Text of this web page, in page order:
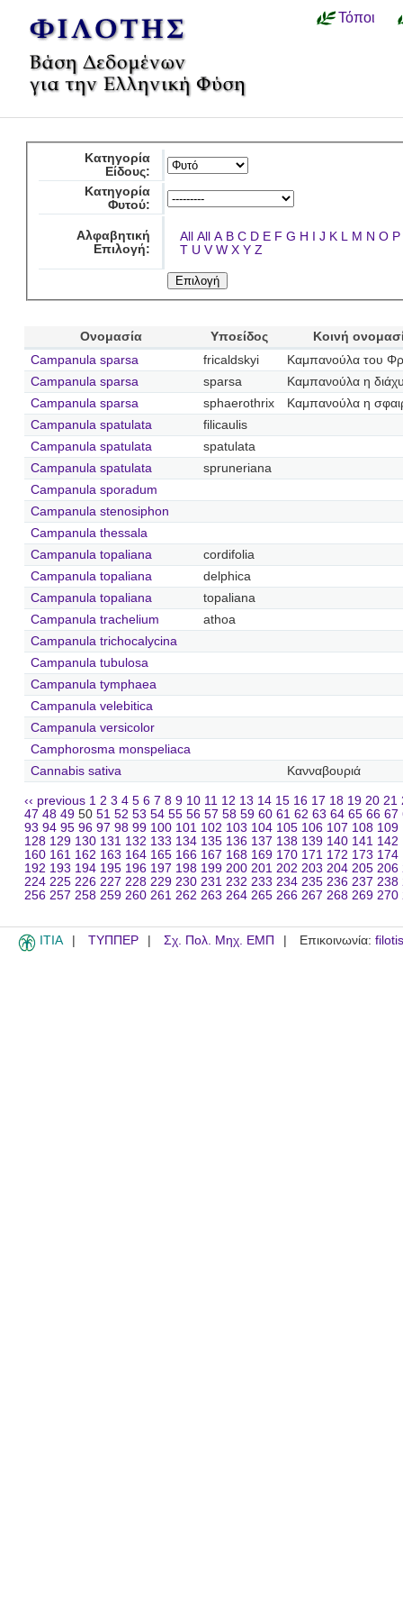
Τόποι
Κατηγορία
Είδους:
Κατηγορία
Φυτού:
Αλφαβητική
Επιλογή:
All All A B C D E F G H I J K L M N O P
T U V W X Y Z
Ονομασία Υποείδος
Κοινή
Campanula sparsa
fricaldskyi
Καμπανούλα του
Campanula sparsa
sparsa
Καμπανούλα η
Campanula sparsa
sphaerothrix
Καμπανούλα η
Campanula spatulata
filicaulis
Campanula spatulata
spatulata
Campanula spatulata
spruneriana
Campanula sporadum
Campanula stenosiphon
Campanula thessala
Campanula topaliana
cordifolia
Campanula topaliana
delphica
Campanula topaliana
topaliana
Campanula trachelium
athoa
Campanula trichocalycina
Campanula tubulosa
Campanula tymphaea
Campanula velebitica
Campanula versicolor
Camphorosma monspeliaca
Cannabis sativa
Κανναβουριά
‹‹ previous 1 2 3 4 5 6 7 8 9 10 11 12 13 14 15 16 17 18 19 20 21
47 48 49 50 51 52 53 54 55 56 57 58 59 60 61 62 63 64 65 66 67
93 94 95 96 97 98 99 100 101 102 103 104 105 106 107 108 109
128 129 130 131 132 133 134 135 136 137 138 139 140 141 142
160 161 162 163 164 165 166 167 168 169 170 171 172 173 174
192 193 194 195 196 197 198 199 200 201 202 203 204 205 206
224 225 226 227 228 229 230 231 232 233 234 235 236 237 238
256 257 258 259 260 261 262 263 264 265 266 267 268 269 270
ITIA ΤΥΠΠΕΡ Σχ. Πολ. Μηχ. ΕΜΠ Επικοινωνία: